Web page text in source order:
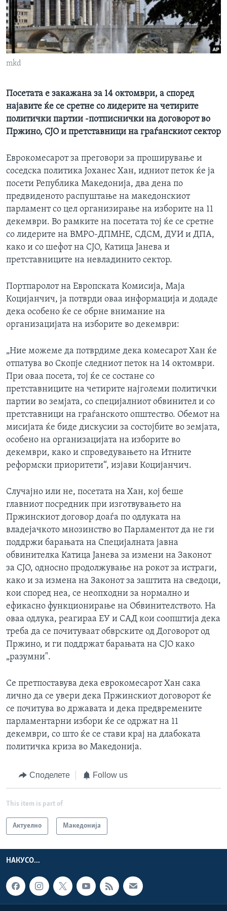
ИНТЕРВЈУА
Јазици
mkd
Посетата е закажана за 14 октомври, а според
најавите ќе се сретне со лидерите на четирите
политички партии -потписнички на договорот во
Пржино, СЈО и претставници на граѓанскиот сектор
Еврокомесарот за преговори за проширување и
соседска политика Јоханес Хан, идниот петок ќе ја
посети Република Македонија, два дена по
предвиденото распуштање на македонскиот
парламент со цел организирање на изборите на 11
декември. Во рамките на посетата тој ќе се сретне
со лидерите на ВМРО-ДПМНЕ, СДСМ, ДУИ и ДПА,
како и со шефот на СЈО, Катица Јанева и
претставниците на невладинито сектор.
Портпаролот на Европската Комисија, Маја
Коцијанчич, ја потврди оваа информација и додаде
дека особено ќе се обрне внимание на
организацијата на изборите во декември:
„Ние можеме да потврдиме дека комесарот Хан ќе
отпатува во Скопје следниот петок на 14 октомври.
При оваа посета, тој ќе се состане со
претставниците на четирите најголеми политички
партии во земјата, со специјалниот обвинител и со
претставници на граѓанското општество. Обемот на
мисијата ќе биде дискусии за состојбите во земјата,
особено на организацијата на изборите во
декември, како и спроведувањето на Итните
реформски приоритети“, изјави Коцијанчич.
Случајно или не, посетата на Хан, кој беше
главниот посредник при изготвувањето на
Пржинскиот договор доаѓа по одлуката на
владејачкото мнозинство во Парламентот да не ги
поддржи барањата на Специјалната јавна
обвинителка Катица Јанева за измени на Законот
за СЈО, односно продолжување на рокот за истраги,
како и за измена на Законот за заштита на сведоци,
кои според неа, се неопходни за нормално и
ефикасно функционирање на Обвинителството. На
оваа одлука, реагираа ЕУ и САД кои соопштија дека
треба да се почитуваат обврските од Договорот од
Пржино, и ги поддржат барањата на СЈО како
„разумни".
Се претпоставува дека еврокомесарот Хан сака
лично да се увери дека Пржинскиот договорот ќе
се почитува во државата и дека предвремените
парламентарни избори ќе се одржат на 11
декември, со што ќе се стави крај на длабоката
политичка криза во Македонија.
Споделете Follow us
This item is part of
Актуелно Македонија
НАКУСО...